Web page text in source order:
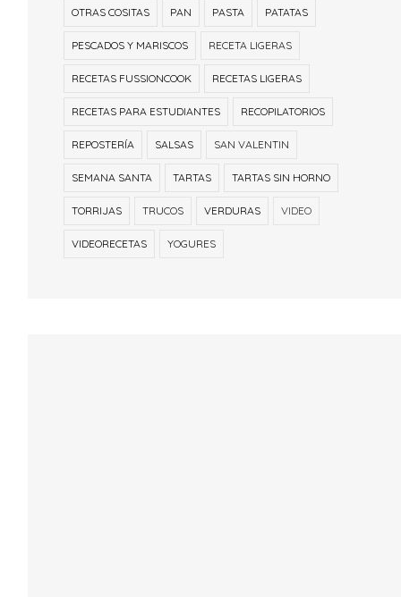
OTRAS COSITAS PAN PASTA PATATAS
PESCADOS Y MARISCOS RECETA LIGERAS
RECETAS FUSSIONCOOK RECETAS LIGERAS
RECETAS PARA ESTUDIANTES RECOPILATORIOS
REPOSTERÍA SALSAS SAN VALENTIN
SEMANA SANTA TARTAS TARTAS SIN HORNO
TORRIJAS TRUCOS VERDURAS VIDEO
VIDEORECETAS YOGURES